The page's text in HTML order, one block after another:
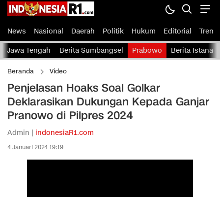
News Nasional Daerah Politik Hukum Editorial Tren
Jawa Tengah Berita Sumbangsel Prabowo Berita Istana
Beranda Video
Penjelasan Hoaks Soal Golkar
Deklarasikan Dukungan Kepada Ganjar
Pranowo di Pilpres 2024
Admin | indonesiaR1.com
4 Januari 2024 19:19